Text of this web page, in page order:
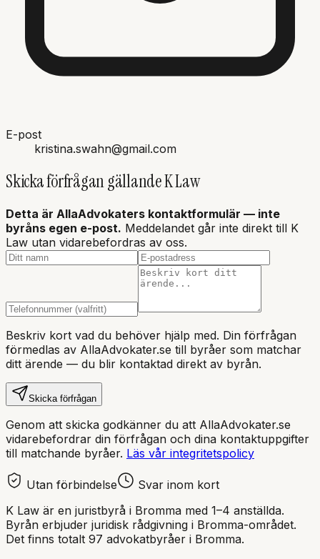
E-post
kristina.swahn@gmail.com
Skicka förfrågan gällandeK Law
Detta är AllaAdvokaters kontaktformulär — inte
byråns egen e-post. Meddelandet går inte direkt till K
Law utan vidarebefordras av oss.
Beskriv kort vad du behöver hjälp med. Din förfrågan
förmedlas av AllaAdvokater.se till byråer som matchar
ditt ärende — du blir kontaktad direkt av byrån.
Skicka förfrågan
Genom att skicka godkänner du att AllaAdvokater.se
vidarebefordrar din förfrågan och dina kontaktuppgifter
till matchande byråer. Läs vår integritetspolicy
Utan förbindelse
Svar inom kort
K Law är en juristbyrå i Bromma med 1–4 anställda.
Byrån erbjuder juridisk rådgivning i Bromma-området.
Det finns totalt 97 advokatbyråer i Bromma.